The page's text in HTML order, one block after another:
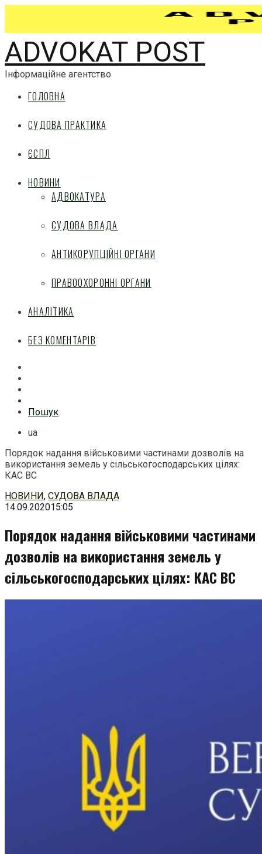
ADVOKAT POST
Інформаційне агентство
ГОЛОВНА
СУДОВА ПРАКТИКА
ЄСПЛ
НОВИНИ
АДВОКАТУРА
СУДОВА ВЛАДА
АНТИКОРУПЦІЙНІ ОРГАНИ
ПРАВООХОРОННІ ОРГАНИ
АНАЛІТИКА
БЕЗ КОМЕНТАРІВ
Пошук
ua
Порядок надання військовими частинами дозволів на
використання земель у сільськогосподарських цілях:
КАС ВС
Перейти
до
НОВИНИ, СУДОВА ВЛАДА
14.09.202015:05
Порядок надання військовими частинами
дозволів на використання земель у
сільськогосподарських цілях: КАС ВС